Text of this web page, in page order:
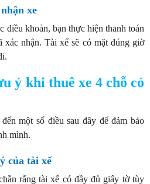
xe
điều khoản, bạn thực hiện thanh toán
xác nhận. Tài xế sẽ có mặt đúng giờ
ý khi thuê xe 4 chỗ có
một số điều sau đây để đảm bảo
mình.
của tài xế
rằng tài xế có đầy đủ giấy tờ tùy